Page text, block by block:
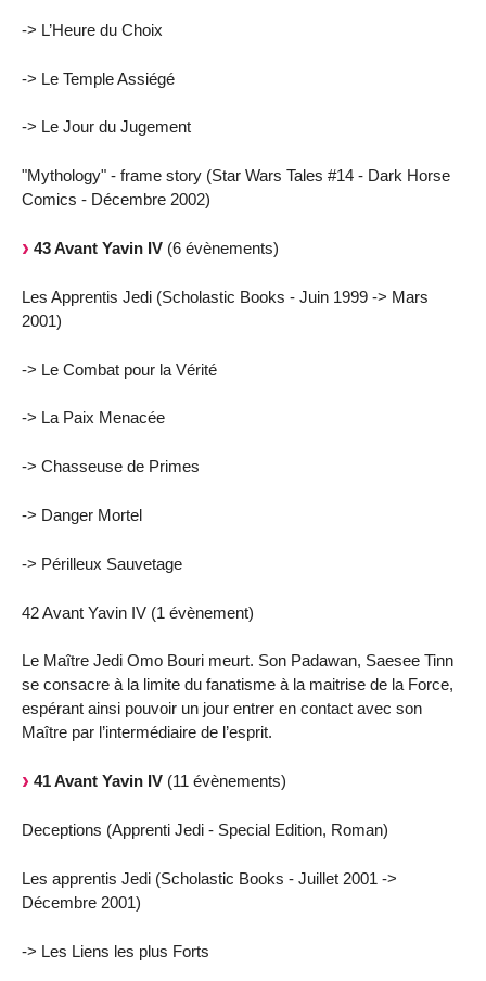
-> L’Heure du Choix
-> Le Temple Assiégé
-> Le Jour du Jugement
"Mythology" - frame story (Star Wars Tales #14 - Dark Horse
Comics - Décembre 2002)
43 Avant Yavin IV (6 évènements)
Les Apprentis Jedi (Scholastic Books - Juin 1999 -> Mars
2001)
-> Le Combat pour la Vérité
-> La Paix Menacée
-> Chasseuse de Primes
-> Danger Mortel
-> Périlleux Sauvetage
42 Avant Yavin IV (1 évènement)
Le Maître Jedi Omo Bouri meurt. Son Padawan, Saesee Tinn
se consacre à la limite du fanatisme à la maitrise de la Force,
espérant ainsi pouvoir un jour entrer en contact avec son
Maître par l’intermédiaire de l’esprit.
41 Avant Yavin IV (11 évènements)
Deceptions (Apprenti Jedi - Special Edition, Roman)
Les apprentis Jedi (Scholastic Books - Juillet 2001 ->
Décembre 2001)
-> Les Liens les plus Forts